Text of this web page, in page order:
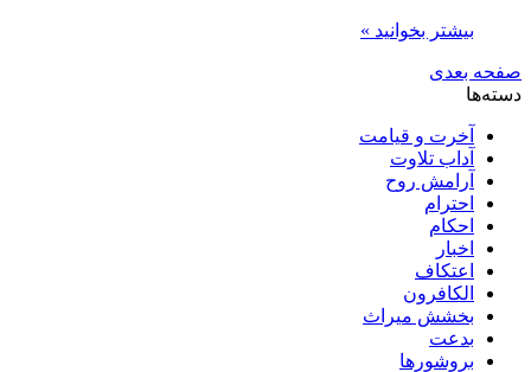
بیشتر بخوانید »
صفحه بعدی
دسته‌ها
آخرت و قیامت
آداب تلاوت
آرامش روح
احترام
احکام
اخبار
اعتکاف
الکافرون
بخشش میراث
بدعت
بروشورها